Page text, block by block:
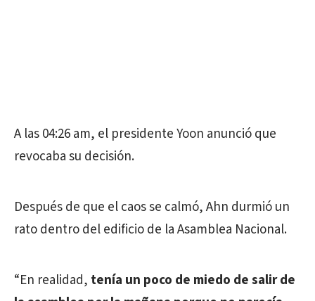
A las 04:26 am, el presidente Yoon anunció que
revocaba su decisión.
Después de que el caos se calmó, Ahn durmió un
rato dentro del edificio de la Asamblea Nacional.
“En realidad, tenía un poco de miedo de salir de